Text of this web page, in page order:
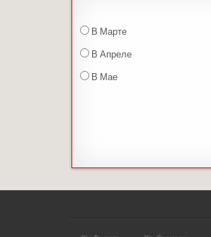
В Марте
В Апреле
В Мае